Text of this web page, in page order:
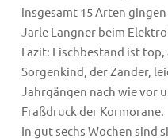
insgesamt 15 Arten
Jarle Langner beim
Fazit: Fischbestand ist
Sorgenkind, der Zander,
Jahrgängen nach wie vor
Fraßdruck der Kormorane.
In gut sechs Wochen sind